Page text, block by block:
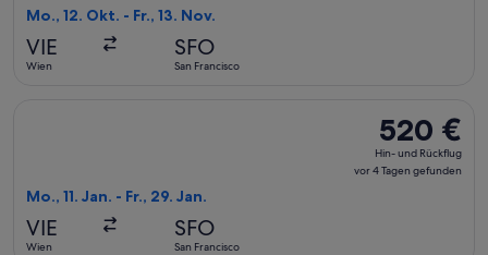
Mo., 12. Okt. - Fr., 13. Nov.
VIE
Wien
SFO
San Francisco
520 €
Hin-
und
520 €
Hin- und Rückflug
vor 4 Tagen gefunden
Mo., 11. Jan. - Fr., 29. Jan.
VIE
Wien
SFO
San Francisco